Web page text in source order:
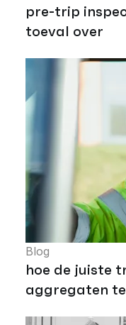
pre-trip
toeval over
Blog
hoe de juiste
aggregaten